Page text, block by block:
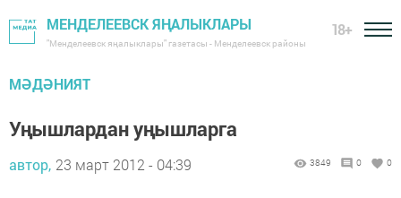
МЕНДЕЛЕЕВСК ЯҢАЛЫКЛАРЫ
"Менделеевск яңалыклары" газетасы - Менделеевск районы
18+
МӘДӘНИЯТ
Уңышлардан уңышларга
автор, 23 март 2012 - 04:39 3849 0 0